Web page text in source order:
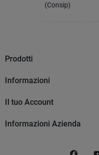
(Consip)
Prodotti
Informazioni
Il tuo Account
Informazioni Azienda